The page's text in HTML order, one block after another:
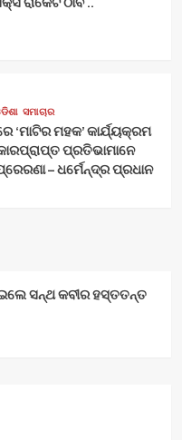
ସମାଚାର
‘ମାଟିର ମହକ’ କାର୍ଯ୍ୟକ୍ରମ
ପ୍ରତିଭାମାନେ
– ଧର୍ମେନ୍ଦ୍ର ପ୍ରଧାନ
ସନ୍ଥ କବୀର ହସ୍ତତନ୍ତ